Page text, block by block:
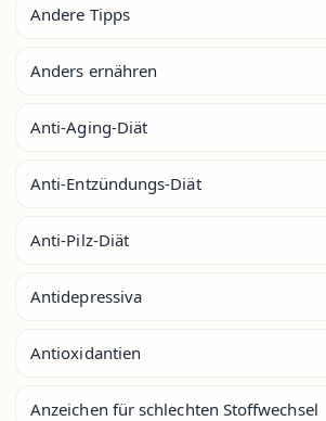
Andere Tipps
Anders ernähren
Anti-Aging-Diät
Anti-Entzündungs-Diät
Anti-Pilz-Diät
Antidepressiva
Antioxidantien
Anzeichen für schlechten Stoffwechsel